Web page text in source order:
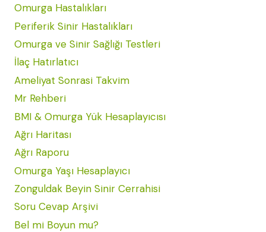
Omurga Hastalıkları
Periferik Sinir Hastalıkları
Omurga ve Sinir Sağlığı Testleri
İlaç Hatırlatıcı
Ameliyat Sonrasi Takvim
Mr Rehberi
BMI & Omurga Yük Hesaplayıcısı
Ağrı Haritası
Ağrı Raporu
Omurga Yaşı Hesaplayıcı
Zonguldak Beyin Sinir Cerrahisi
Soru Cevap Arşivi
Bel mi Boyun mu?